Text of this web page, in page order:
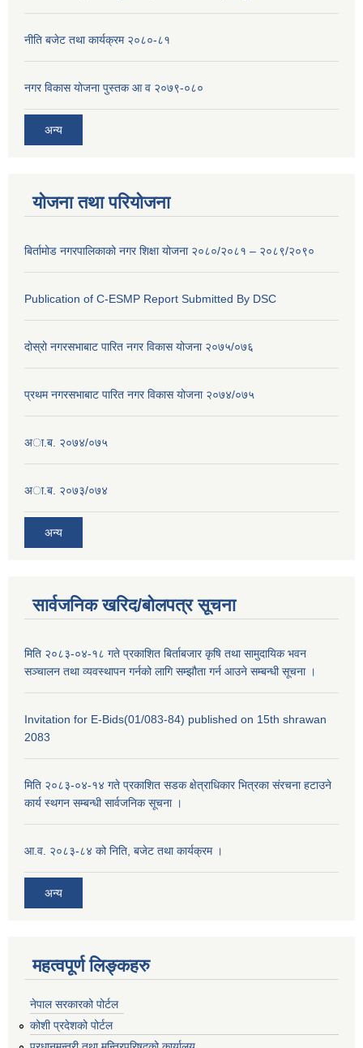
नीति बजेट तथा कार्यक्रम २०८०-८१
नगर विकास योजना पुस्तक आ व २०७९-०८०
अन्य
योजना तथा परियोजना
बिर्तामोड नगरपालिकाको नगर शिक्षा योजना २०८०/२०८१ – २०८९/२०९०
Publication of C-ESMP Report Submitted By DSC
दोस्रो नगरसभाबाट पारित नगर विकास योजना २०७५/०७६
प्रथम नगरसभाबाट पारित नगर विकास योजना २०७४/०७५
अा.ब. २०७४/०७५
अा.ब. २०७३/०७४
अन्य
सार्वजनिक खरिद/बोलपत्र सूचना
मिति २०८३-०४-१८ गते प्रकाशित बिर्ताबजार कृषि तथा सामुदायिक भवन
सञ्चालन तथा व्यवस्थापन गर्नको लागि सम्झौता गर्न आउने सम्बन्धी सूचना ।
Invitation for E-Bids(01/083-84) published on 15th shrawan
2083
मिति २०८३-०४-१४ गते प्रकाशित सडक क्षेत्राधिकार भित्रका संरचना हटाउने
कार्य स्थगन सम्बन्धी सार्वजनिक सूचना ।
आ.व. २०८३-८४ को निति, बजेट तथा कार्यक्रम ।
अन्य
महत्वपूर्ण लिङ्कहरु
नेपाल सरकारको पोर्टल
कोशी प्रदेशको पोर्टल